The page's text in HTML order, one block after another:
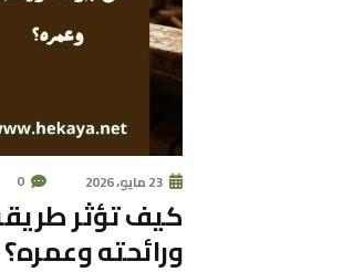
23 مايو، 2026 0
كيف تؤثر
ورائحته وعمره؟